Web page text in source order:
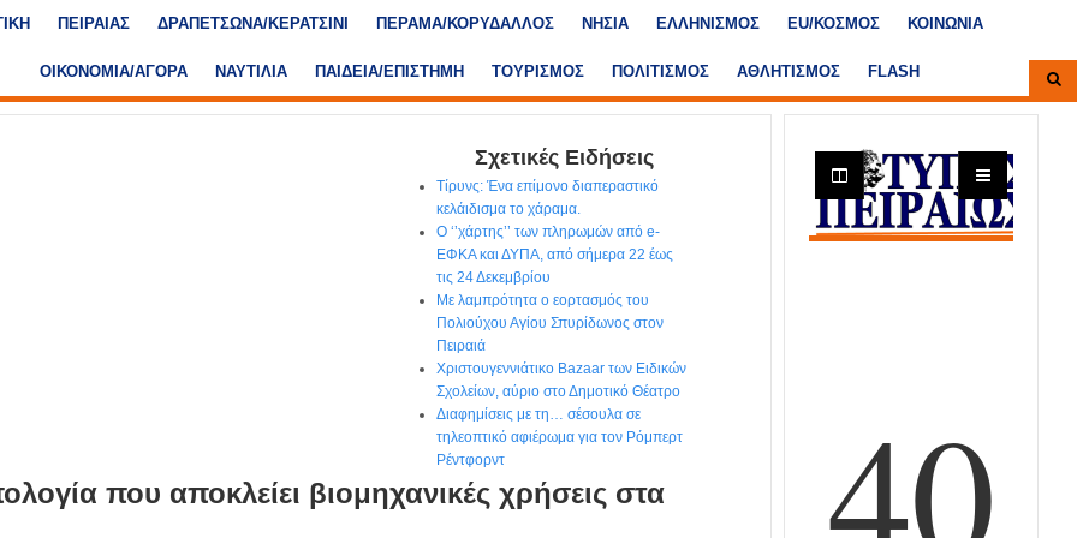
ΠΕΙΡΑΙΑΣ ΔΡΑΠΕΤΣΩΝΑ/ΚΕΡΑΤΣΙΝΙ ΠΕΡΑΜΑ/ΚΟΡΥΔΑΛΛΟΣ ΝΗΣΙΑ ΕΛΛΗΝΙΣΜΟΣ ΕU/ΚΟΣΜΟΣ ΚΟΙΝΩΝΙΑ
ΟΙΚΟΝΟΜΙΑ/ΑΓΟΡΑ ΝΑΥΤΙΛΙΑ ΠΑΙΔΕΙΑ/ΕΠΙΣΤΗΜΗ ΤΟΥΡΙΣΜΟΣ ΠΟΛΙΤΙΣΜΟΣ ΑΘΛΗΤΙΣΜΟΣ FLASH
Σχετικές Ειδήσεις
Τίρυνς: Ένα επίμονο διαπεραστικό
κελάιδισμα το χάραμα.
Ο ‘’χάρτης’’ των πληρωμών από e-
ΕΦΚΑ και ΔΥΠΑ, από σήμερα 22 έως
τις 24 Δεκεμβρίου
Με λαμπρότητα ο εορτασμός του
Πολιούχου Αγίου Σπυρίδωνος στον
Πειραιά
Χριστουγεννιάτικο Bazaar των Ειδικών
Σχολείων, αύριο στο Δημοτικό Θέατρο
Διαφημίσεις με τη… σέσουλα σε
τηλεοπτικό αφιέρωμα για τον Ρόμπερτ
Ρέντφορντ
που αποκλείει βιομηχανικές χρήσεις στα